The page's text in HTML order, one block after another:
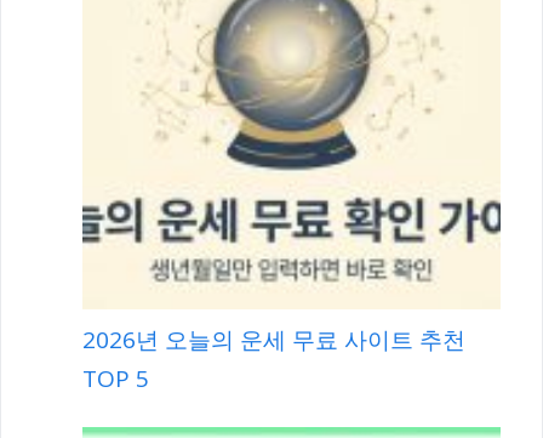
2026년 오늘의 운세 무료 사이트 추천
TOP 5